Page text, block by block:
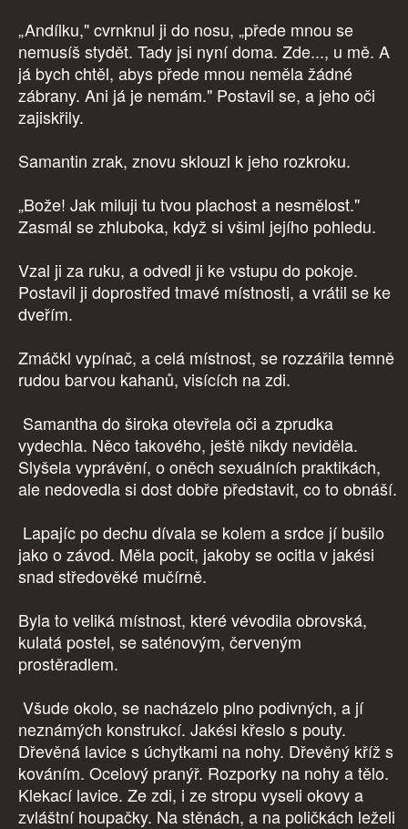
„Andílku," cvrnknul ji do nosu, „přede mnou se
nemusíš stydět. Tady jsi nyní doma. Zde..., u mě. A
já bych chtěl, abys přede mnou neměla žádné
zábrany. Ani já je nemám." Postavil se, a jeho oči
zajiskřily.
Samantin zrak, znovu sklouzl k jeho rozkroku.
„Bože! Jak miluji tu tvou plachost a nesmělost."
Zasmál se zhluboka, když si všiml jejího pohledu.
Vzal ji za ruku, a odvedl ji ke vstupu do pokoje.
Postavil ji doprostřed tmavé místnosti, a vrátil se ke
dveřím.
Zmáčkl vypínač, a celá místnost, se rozzářila temně
rudou barvou kahanů, visících na zdi.
Samantha do široka otevřela oči a zprudka
vydechla. Něco takového, ještě nikdy neviděla.
Slyšela vyprávění, o oněch sexuálních praktikách,
ale nedovedla si dost dobře představit, co to obnáší.
Lapajíc po dechu dívala se kolem a srdce jí bušilo
jako o závod. Měla pocit, jakoby se ocitla v jakési
snad středověké mučírně.
Byla to veliká místnost, které vévodila obrovská,
kulatá postel, se saténovým, červeným
prostěradlem.
Všude okolo, se nacházelo plno podivných, a jí
neznámých konstrukcí. Jakési křeslo s pouty.
Dřevěná lavice s úchytkami na nohy. Dřevěný kříž s
kováním. Ocelový pranýř. Rozporky na nohy a tělo.
Klekací lavice. Ze zdi, i ze stropu vyseli okovy a
zvláštní houpačky. Na stěnách, a na poličkách leželi